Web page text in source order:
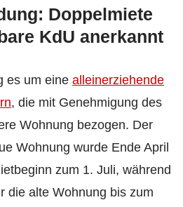
Doppelmiete
KdU anerkannt
es um eine alleinerziehende
, die mit Genehmigung des
Wohnung bezogen. Der
Wohnung wurde Ende April
zum 1. Juli, während
die alte Wohnung bis zum